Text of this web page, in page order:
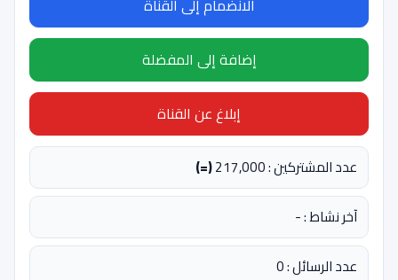
الانضمام إلى القناة
إضافة إلى المفضلة
إبلاغ عن القناة
عدد المشتركين : 217,000
(=)
آخر نشاط : -
عدد الرسائل : 0